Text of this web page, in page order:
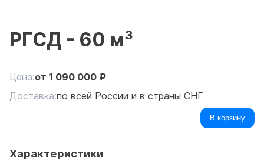
РГСД - 60 м³
Цена:от 1 090 000 ₽
Доставка:по всей России и в страны СНГ
В корзину
Характеристики